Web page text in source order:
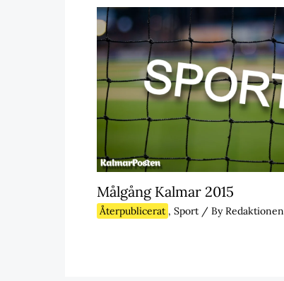
Målgång Kalmar 2015
Återpublicerat , Sport / ByRedaktionen